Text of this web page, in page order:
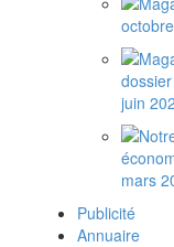
juin
mars
Publicité
Annuaire